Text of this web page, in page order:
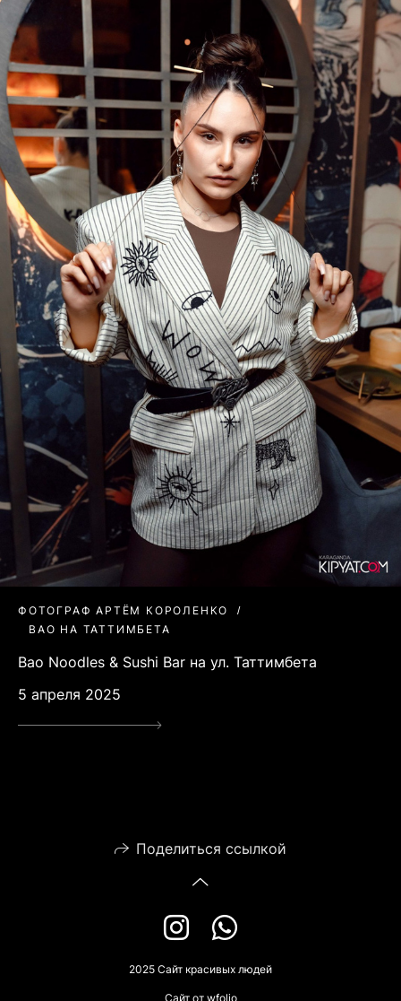
ФОТОГРАФ АРТЁМ КОРОЛЕНКО
BAO НА ТАТТИМБЕТА
Bao Noodles & Sushi Bar на ул. Таттимбета
5 апреля 2025
Поделиться ссылкой
2025 Сайт красивых людей
Сайт от wfolio